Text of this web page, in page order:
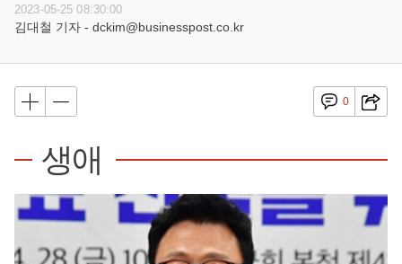
2023-05-25 08:30:00
김대철 기자 - dckim@businesspost.co.kr
0
생애